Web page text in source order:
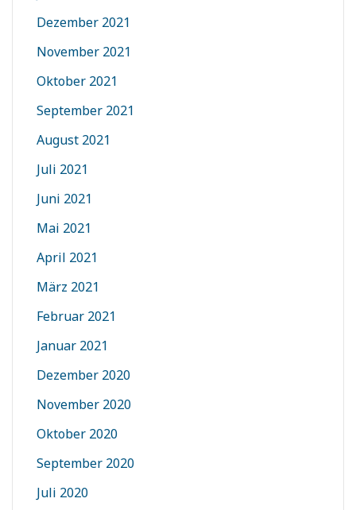
Dezember 2021
November 2021
Oktober 2021
September 2021
August 2021
Juli 2021
Juni 2021
Mai 2021
April 2021
März 2021
Februar 2021
Januar 2021
Dezember 2020
November 2020
Oktober 2020
September 2020
Juli 2020